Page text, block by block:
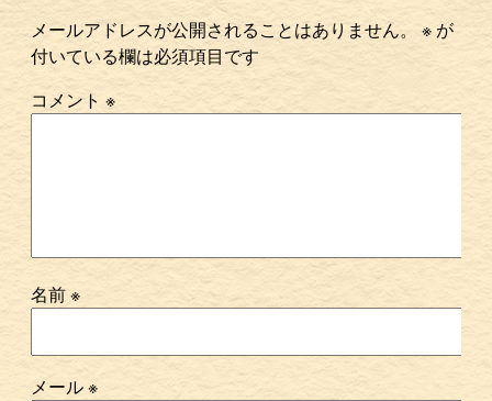
メールアドレスが公開されることはありません。
※ が
付いている欄は必須項目です
コメント※
名前※
メール※